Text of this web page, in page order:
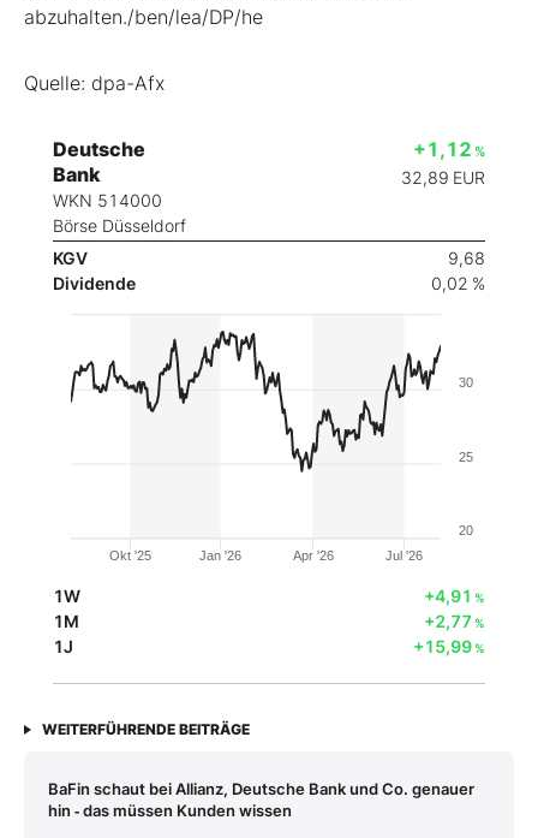
abzuhalten./ben/lea/DP/he
Quelle: dpa-Afx
Deutsche
Bank
WKN 514000
Börse Düsseldorf
+1,12 %
32,89 EUR
KGV
9,68
Dividende
0,02 %
Okt '25 Jan '26 Apr '26 Jul '26
20
25
30
1W +4,91 %
1M +2,77 %
1J +15,99%
WEITERFÜHRENDE BEITRÄGE
BaFin schaut bei Allianz, Deutsche Bank und Co. genauer
hin ‑ das müssen Kunden wissen